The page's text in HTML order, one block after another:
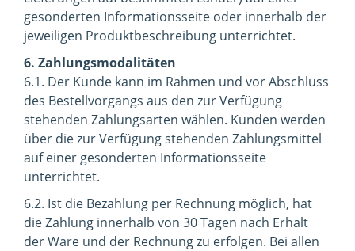
gesonderten Informationsseite oder innerhalb der
jeweiligen Produktbeschreibung unterrichtet.
6. Zahlungsmodalitäten
6.1. Der Kunde kann im Rahmen und vor Abschluss
des Bestellvorgangs aus den zur Verfügung
stehenden Zahlungsarten wählen. Kunden werden
über die zur Verfügung stehenden Zahlungsmittel
auf einer gesonderten Informationsseite
unterrichtet.
6.2. Ist die Bezahlung per Rechnung möglich, hat
die Zahlung innerhalb von 30 Tagen nach Erhalt
der Ware und der Rechnung zu erfolgen. Bei allen